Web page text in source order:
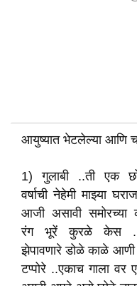
आयुष्यात भेटलेल्या आणि
1) गुलाबी ..ती एक
वर्षाची नेहेमी माझ्या
आजी असावी समोरच्या
रंग भूरें कुरळे केस
झेपावणारे डोळे काळे
टप्पोरे ..एकाच गाला